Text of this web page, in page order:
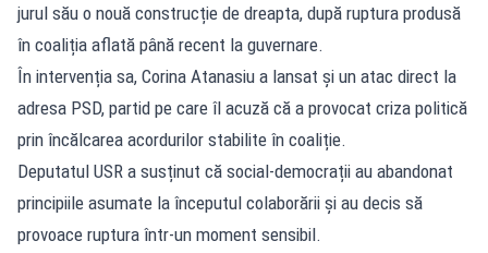
jurul său o nouă construcție de dreapta, după ruptura produsă
în coaliția aflată până recent la guvernare.
În intervenția sa, Corina Atanasiu a lansat și un atac direct la
adresa PSD, partid pe care îl acuză că a provocat criza politică
prin încălcarea acordurilor stabilite în coaliție.
Deputatul USR a susținut că social-democrații au abandonat
principiile asumate la începutul colaborării și au decis să
provoace ruptura într-un moment sensibil.